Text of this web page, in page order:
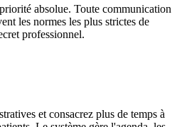
absolue. Toute communication
les normes les plus strictes de
professionnel.
et consacrez plus de temps à